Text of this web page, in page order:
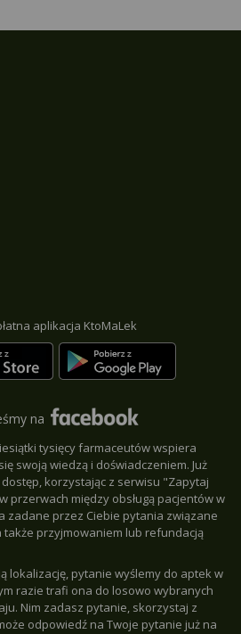
aplikacja KtoMaLek
na
tysięcy farmaceutów wspiera
swoją wiedzą i doświadczeniem. Już
korzystając z serwisu "Zapytaj
przerwach między obsługą pacjentów w
zadane przez Ciebie pytania związane
także przyjmowaniem lub refundacją
lokalizację, pytanie wyślemy do aptek w
razie trafi ona do losowo wybranych
Nim zadasz pytanie, skorzystaj z
odpowiedź na Twoje pytanie już na